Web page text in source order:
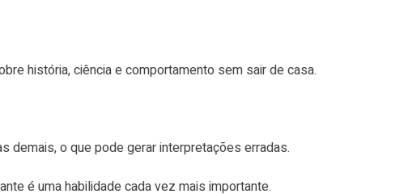
história, ciência e comportamento sem sair de casa.
demais, o que pode gerar interpretações erradas.
é uma habilidade cada vez mais importante.